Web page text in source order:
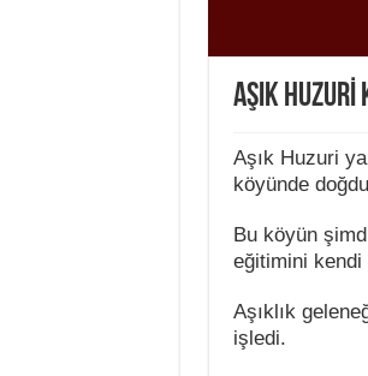
AŞIK HUZURİ
Aşık Huzuri
köyünde
Bu köyün
eğitimini kendi
Aşıklık
işledi.